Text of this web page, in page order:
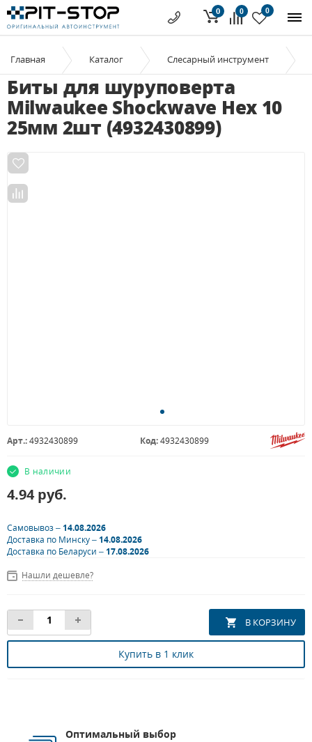
0 0
0
Главная Каталог Слесарный инструмент
Биты для шуруповерта
Milwaukee Shockwave Hex 10
25мм 2шт (4932430899)
Арт.:4932430899 Код:4932430899
В наличии
4.94 руб.
Самовывоз –14.08.2026
Доставка по Минску –14.08.2026
Доставка по Беларуси –17.08.2026
Нашли дешевле?
Купить в 1 клик
Оптимальный выбор